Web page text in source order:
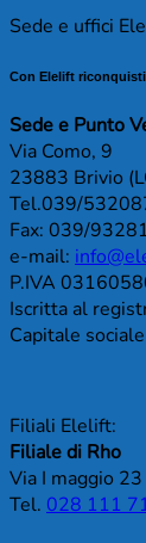
Sede e uffici
Con Elelift
Sede e Punto
Via Como, 9
23883 Brivio
Tel.039/
Fax: 039/
e-mail:
P.IVA
Iscritta al
Capitale
Filiali Elelift:
Filiale di Rho
Via I maggio
Tel. 028 111